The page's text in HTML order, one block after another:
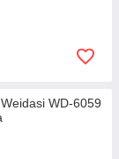
WD-6059